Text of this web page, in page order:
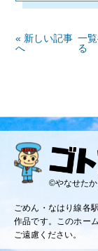
« 新しい記事
へ
一
る
©やなせた
ごめん・なはり線各
作品です。このホー
ご遠慮ください。